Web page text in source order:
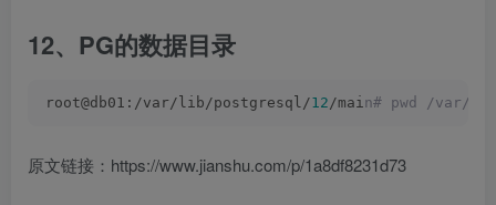
12、PG的数据目录
root@db01:/var/lib/postgresql/12 /main# pwd /var/
原文链接：https://www.jianshu.com/p/1a8df8231d73